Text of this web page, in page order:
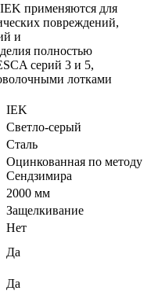
применяются для
повреждений,
и
полностью
серий 3 и 5,
лотками
IEK
Светло-серый
Сталь
Оцинкованная по методу
Сендзимира
2000 мм
Защелкивание
Нет
Да
Да